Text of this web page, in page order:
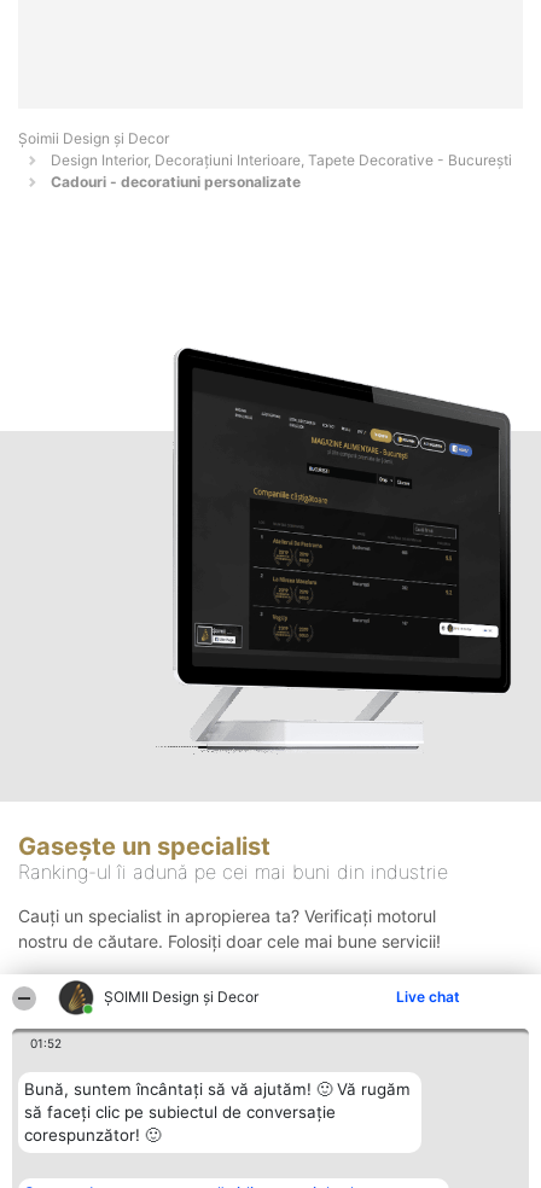
ȘOIMII Design și Decor Live chat
01:52
Bună, suntem încântați să vă ajutăm! 🙂 Vă rugăm
să faceți clic pe subiectul de conversație
corespunzător! 🙂
Șoimii Design și Decor
Design Interior, Decorațiuni Interioare, Tapete Decorative - Bucureşti
Cadouri - decoratiuni personalizate
Gasește un specialist
Ranking-ul îi adună pe cei mai buni din industrie
Cauți un specialist in apropierea ta? Verificați motorul
nostru de căutare. Folosiți doar cele mai bune servicii!